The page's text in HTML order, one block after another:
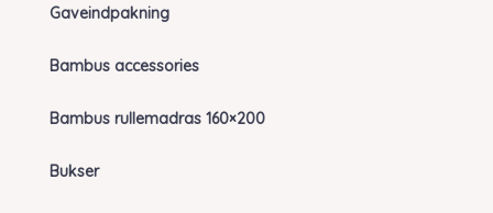
Gaveindpakning
Bambus accessories
Bambus rullemadras 160×200
Bukser